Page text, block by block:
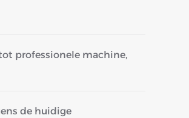
professionele machine,
de huidige